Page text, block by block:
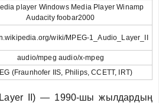
player Windows Media Player Winamp
Audacity foobar2000
wiki/MPEG-1_Audio_Layer_II
audio/mpeg audio/x-mpeg
(Fraunhofer IIS, Philips, CCETT, IRT)
Layer II) — 1990-шы жылдардың